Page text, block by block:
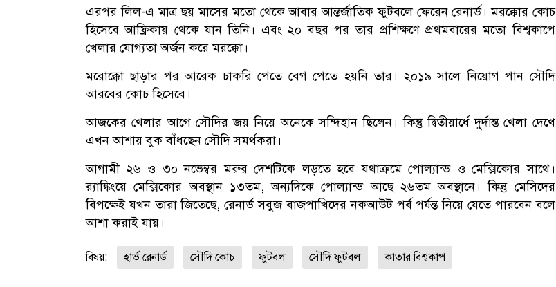
এরপর লিল-এ মাত্র ছয় মাসের মতো থেকে আবার আন্তর্জাতিক ফুটবলে ফেরেন রেনার্ড। মরক্কোর কোচ
হিসেবে আফ্রিকায় থেকে যান তিনি। এবং ২০ বছর পর তার প্রশিক্ষণে প্রথমবারের মতো বিশ্বকাপে
খেলার যোগ্যতা অর্জন করে মরক্কো।
মরোক্কো ছাড়ার পর আরেক চাকরি পেতে বেগ পেতে হয়নি তার। ২০১৯ সালে নিয়োগ পান সৌদি
আরবের কোচ হিসেবে।
আজকের খেলার আগে সৌদির জয় নিয়ে অনেকে সন্দিহান ছিলেন। কিন্তু দ্বিতীয়ার্ধে দুর্দান্ত খেলা দেখে
এখন আশায় বুক বাঁধছেন সৌদি সমর্থকরা।
আগামী ২৬ ও ৩০ নভেম্বর মরুর দেশটিকে লড়তে হবে যথাক্রমে পোল্যান্ড ও মেক্সিকোর সাথে।
র‍্যাঙ্কিংয়ে মেক্সিকোর অবস্থান ১৩তম, অন্যদিকে পোল্যান্ড আছে ২৬তম অবস্থানে। কিন্তু মেসিদের
বিপক্ষেই যখন তারা জিতেছে, রেনার্ড সবুজ বাজপাখিদের নকআউট পর্ব পর্যন্ত নিয়ে যেতে পারবেন বলে
আশা করাই যায়।
বিষয়: হার্ভ রেনার্ড সৌদি কোচ ফুটবল সৌদি ফুটবল কাতার বিশ্বকাপ